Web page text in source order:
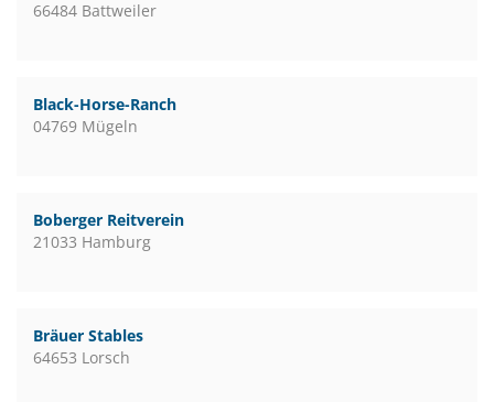
66484 Battweiler
Black-Horse-Ranch
04769 Mügeln
Boberger Reitverein
21033 Hamburg
Bräuer Stables
64653 Lorsch